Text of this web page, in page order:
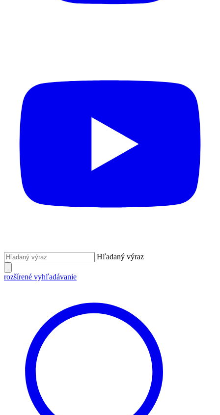
Hľadaný výraz
rozšírené vyhľadávanie